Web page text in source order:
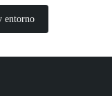
entorno